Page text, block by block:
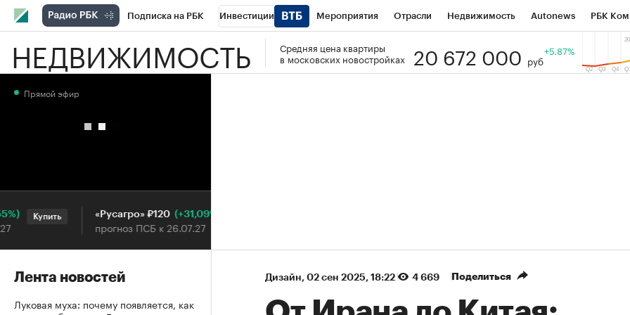
Подписка на РБК Инвестиции Мероприятия Отрасли Недвижимость Autonews РБК
РБК Вино Спорт Школа управления РБК РБК Образование Тренды
НЕДВИЖИМОСТЬ
Средняя цена квартиры
в московских новостройках
20 672 000 руб
+5.87%
Дизайн⁠, 02 сен 2025, 18:22 4 669 Поделиться
Прямой эфир
Купить «Русагро» ₽120 (+31,09%)
прогноз ПСБ к 26.07.27
Лента новостей
Луковая муха: почему появляется, как